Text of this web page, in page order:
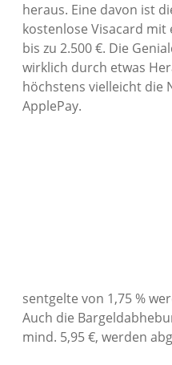
heraus. Eine davon ist
kostenlose Visacard
bis zu 2.500 €. Die
wirklich durch etwas
höchstens vielleicht die
ApplePay.
sentgelte von 1,75 %
Auch die
mind. 5,95 €, werden